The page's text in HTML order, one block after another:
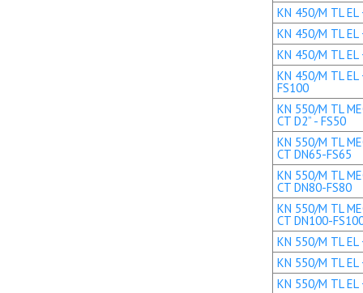
KN 450/M TL EL
KN 450/M TL EL
KN 450/M TL EL
KN 450/M TL EL
FS100
KN 550/M TL
CT D2” - FS50
KN 550/M TL
CT DN65-FS65
KN 550/M TL
CT DN80-FS80
KN 550/M TL
CT DN100-
KN 550/M TL EL
KN 550/M TL EL
KN 550/M TL EL